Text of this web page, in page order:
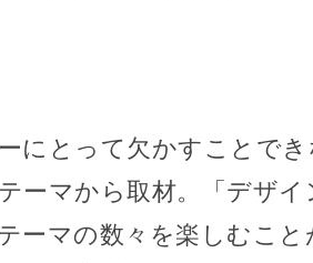
にとって欠かすことで
ーマから取材。「デザ
ーマの数々を楽しむこ